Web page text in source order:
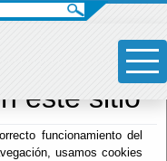
en
uso de
este sitio
funcionamiento del
usamos cookies